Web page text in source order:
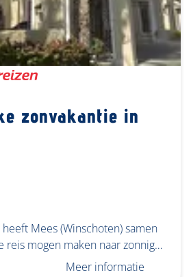
zonvakantie in
Mees (Winschoten) samen
reis mogen maken naar zonnig…
Meer informatie